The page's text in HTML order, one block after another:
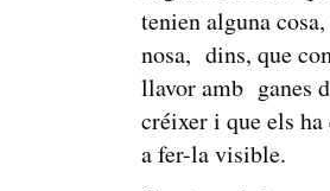
tenien alguna
nosa, dins, que
llavor amb ganes
créixer i que els ha
a fer-la visible.